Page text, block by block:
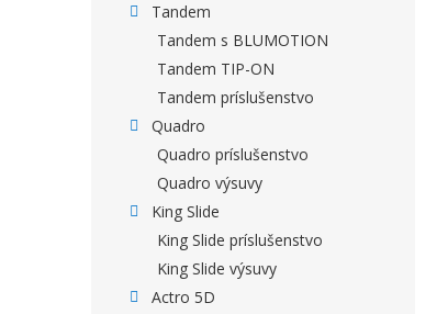
Tandem
Tandem s BLUMOTION
Tandem TIP-ON
Tandem príslušenstvo
Quadro
Quadro príslušenstvo
Quadro výsuvy
King Slide
King Slide príslušenstvo
King Slide výsuvy
Actro 5D